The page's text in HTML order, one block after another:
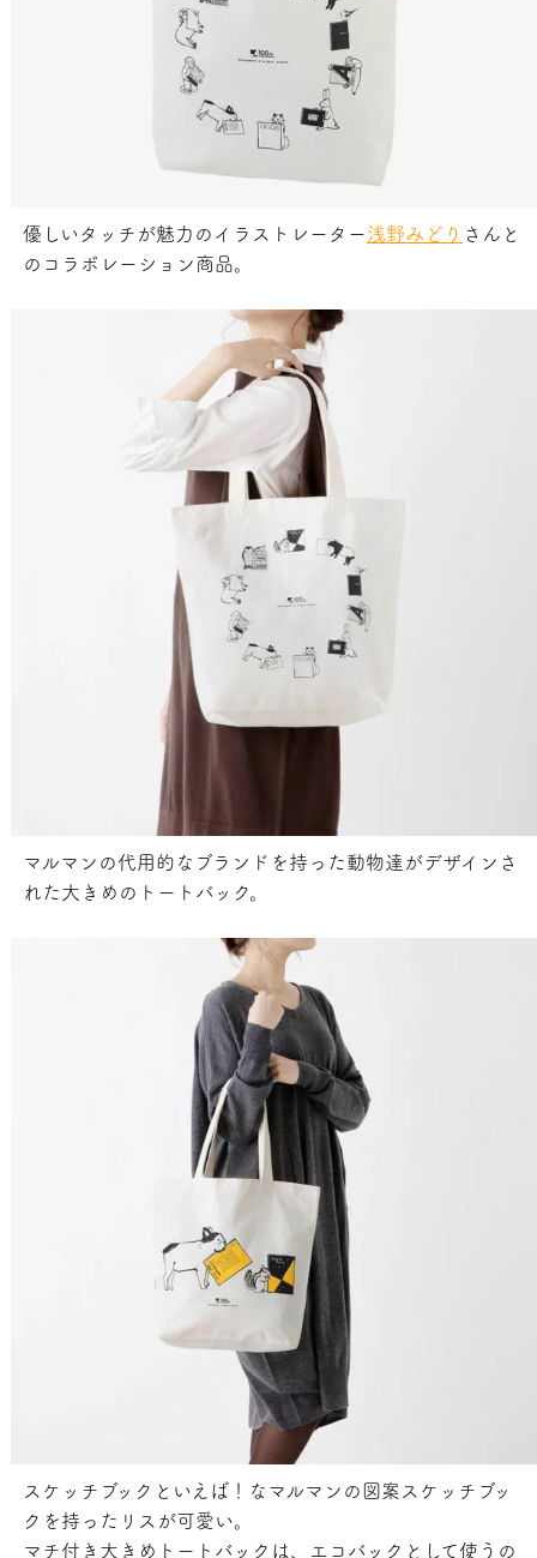
優しいタッチが魅力のイラストレーター浅野みどり さんと
のコラボレーション商品。
マルマンの代用的なブランドを持った動物達がデザインさ
れた大きめのトートバック。
スケッチブックといえば！なマルマンの図案スケッチブッ
クを持ったリスが可愛い。
マチ付き大きめトートバックは、エコバックとして使うの